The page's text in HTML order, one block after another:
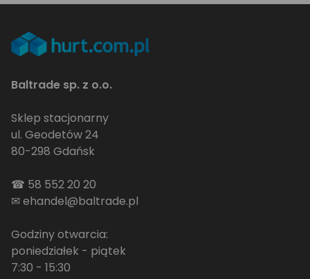
Baltrade sp. z o.o.
Sklep stacjonarny
ul. Geodetów 24
80-298 Gdańsk
☎ 58 552 20 20
✉ehandel@baltrade.pl
Godziny otwarcia:
poniedziałek - piątek
7:30 - 15:30